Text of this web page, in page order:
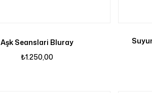
Aşk Seanslari Bluray
₺1.250,00